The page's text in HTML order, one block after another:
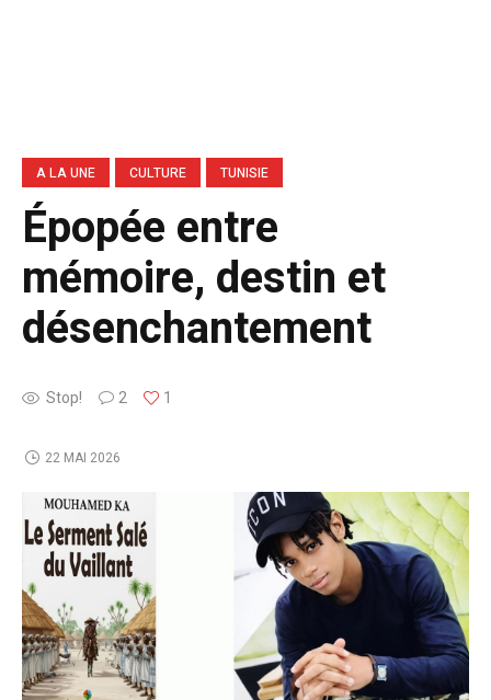
A LA UNE CULTURE TUNISIE
Épopée entre
mémoire, destin et
désenchantement
Stop! 2 1
22 MAI 2026